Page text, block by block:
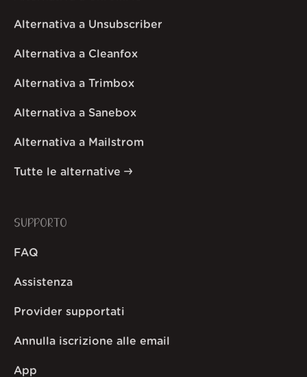
Alternativa a Unsubscriber
Alternativa a Cleanfox
Alternativa a Trimbox
Alternativa a Sanebox
Alternativa a Mailstrom
Tutte le alternative
SUPPORTO
FAQ
Assistenza
Provider supportati
Annulla iscrizione alle email
App